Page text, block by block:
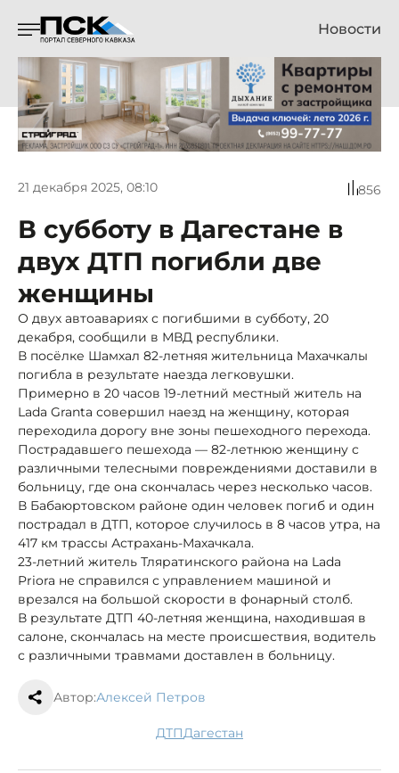
Новости
21 декабря 2025, 08:10 856
В субботу в Дагестане в
двух ДТП погибли две
женщины
О двух автоавариях с погибшими в субботу, 20
декабря, сообщили в МВД республики.
В посёлке Шамхал 82-летняя жительница Махачкалы
погибла в результате наезда легковушки.
Примерно в 20 часов 19-летний местный житель на
Lada Granta совершил наезд на женщину, которая
переходила дорогу вне зоны пешеходного перехода.
Пострадавшего пешехода — 82-летнюю женщину с
различными телесными повреждениями доставили в
больницу, где она скончалась через несколько часов.
В Бабаюртовском районе один человек погиб и один
пострадал в ДТП, которое случилось в 8 часов утра, на
417 км трассы Астрахань-Махачкала.
23-летний житель Тляратинского района на Lada
Priora не справился с управлением машиной и
врезался на большой скорости в фонарный столб.
В результате ДТП 40-летняя женщина, находившая в
салоне, скончалась на месте происшествия, водитель
с различными травмами доставлен в больницу.
Автор:Алексей Петров
ДТП Дагестан